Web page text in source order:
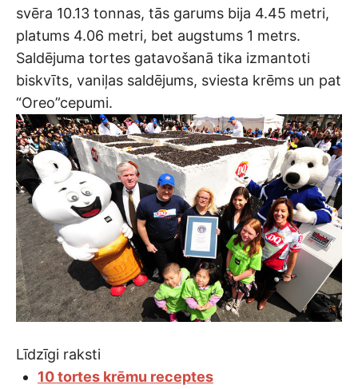
svēra 10.13 tonnas, tās garums bija 4.45 metri,
platums 4.06 metri, bet augstums 1 metrs.
Saldējuma tortes gatavošanā tika izmantoti
biskvīts, vaniļas saldējums, sviesta krēms un pat
“Oreo”cepumi.
Līdzīgi raksti
10 tortes krēmu receptes